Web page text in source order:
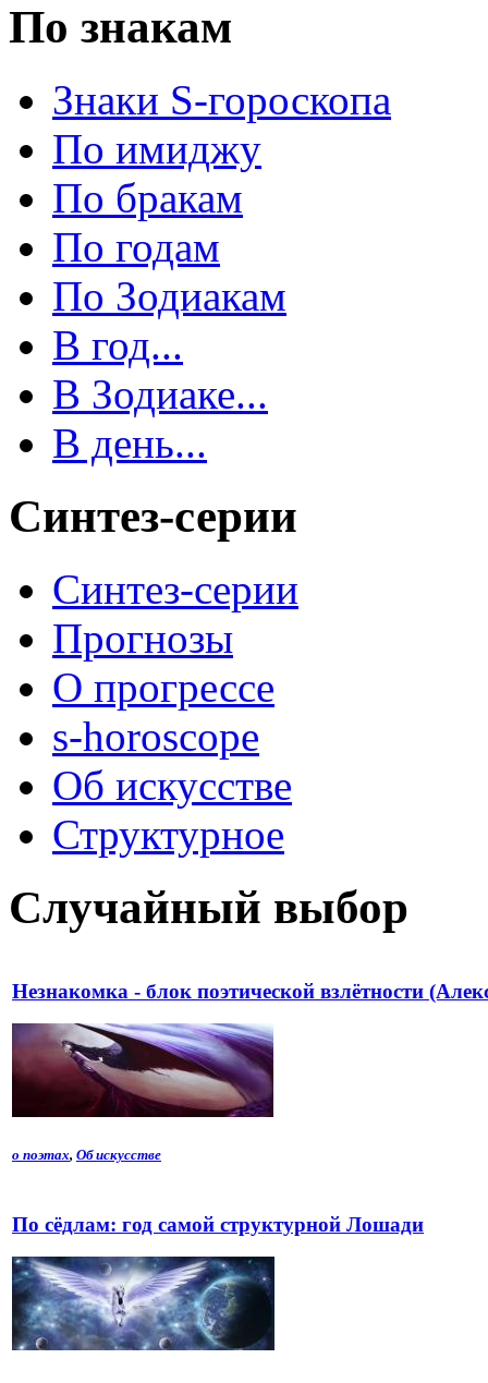
По знакам
Знаки S-гороскопа
По имиджу
По бракам
По годам
По Зодиакам
В год...
В Зодиаке...
В день...
Синтез-серии
Синтез-серии
Прогнозы
О прогрессе
s-horoscope
Об искусстве
Структурное
Случайный выбор
Незнакомка - блок поэтической взлётности
о поэтах, Об искусстве
По сёдлам: год самой структурной Лошади